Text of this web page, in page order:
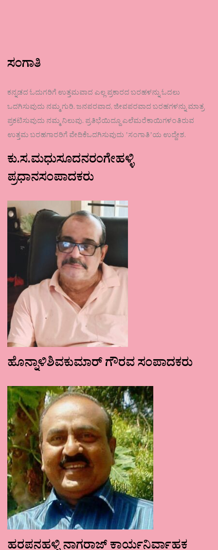
ಸಂಗಾತಿ
ಕನ್ನಡದ ಓದುಗರಿಗೆ ಉತ್ತಮವಾದ ಎಲ್ಲ ಪ್ರಕಾರದ ಬರಹಳನ್ನು ಓದಲು
ಒದಗಿಸುವುದು ನಮ್ಮ ಗುರಿ. ಜನಪರವಾದ, ಜೀವಪರವಾದ ಬರಹಗಳನ್ನು ಮಾತ್ರ
ಪ್ರಕಟಿಸುವುದು ನಮ್ಮ ನಿಲುವು. ಪ್ರತಿಭೆಯಿದ್ದೂ ಎಲೆಮರೆಕಾಯಿಗಳಂತಿರುವ
ಉತ್ತಮ ಬರಹಗಾರರಿಗೆ ವೇದಿಕೆಒದಗಿಸುವುದು ʼಸಂಗಾತಿʼಯ ಉದ್ದೇಶ.
ಕು.ಸ.ಮಧುಸೂದನರಂಗೇಹಳ್ಳಿ
ಪ್ರಧಾನಸಂಪಾದಕರು
ಹೊನ್ನಾಳಿಶಿವಕುಮಾರ್ ಗೌರವ ಸಂಪಾದಕರು